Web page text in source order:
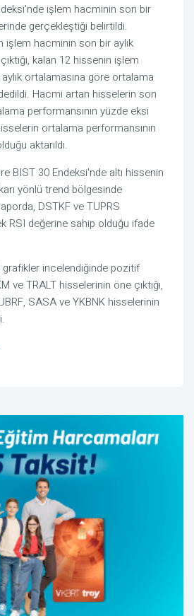
işlem hacminin son bir
gerçekleştiği belirtildi.
işlem hacminin son bir aylık
kalan 12 hissenin işlem
ortalamasına göre ortalama
Hacmi artan hisselerin son
performansının yüzde eksi
ortalama performansının
aktarıldı.
BIST 30 Endeksi'nde altı hissenin
yönlü trend bölgesinde
DSTKF ve TUPRS
RSI değerine sahip olduğu ifade
grafikler incelendiğinde pozitif
ve TRALT hisselerinin öne çıktığı,
SASA ve YKBNK hisselerinin